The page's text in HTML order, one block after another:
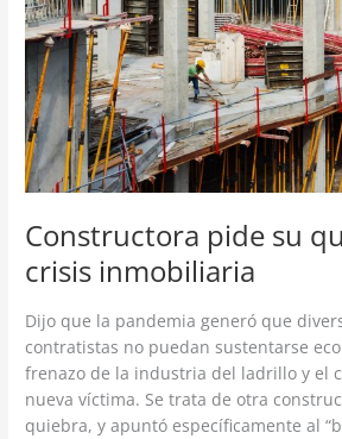
Constructora pide su
crisis inmobiliaria
Dijo que la pandemia generó que
contratistas no puedan sustentarse
frenazo de la industria del ladrillo y el
nueva víctima. Se trata de otra
quiebra, y apuntó específicamente al
crisis
inmobiliaria